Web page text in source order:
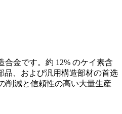
金です。約 12% のケイ素含
品、および汎用構造部材の首选
削減と信頼性の高い大量生産